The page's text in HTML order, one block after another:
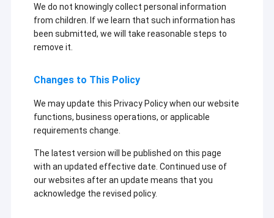
We do not knowingly collect personal information
from children. If we learn that such information has
been submitted, we will take reasonable steps to
remove it.
Changes to This Policy
We may update this Privacy Policy when our website
functions, business operations, or applicable
requirements change.
The latest version will be published on this page
with an updated effective date. Continued use of
our websites after an update means that you
acknowledge the revised policy.